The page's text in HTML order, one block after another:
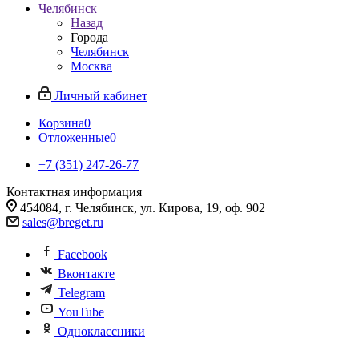
Челябинск
Назад
Города
Челябинск
Москва
Личный кабинет
Корзина0
Отложенные0
+7 (351) 247-26-77
Контактная информация
454084, г. Челябинск, ул. Кирова, 19, оф. 902
sales@breget.ru
Facebook
Вконтакте
Telegram
YouTube
Одноклассники